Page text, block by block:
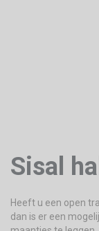
Sisal
Heeft u een open
dan is er een